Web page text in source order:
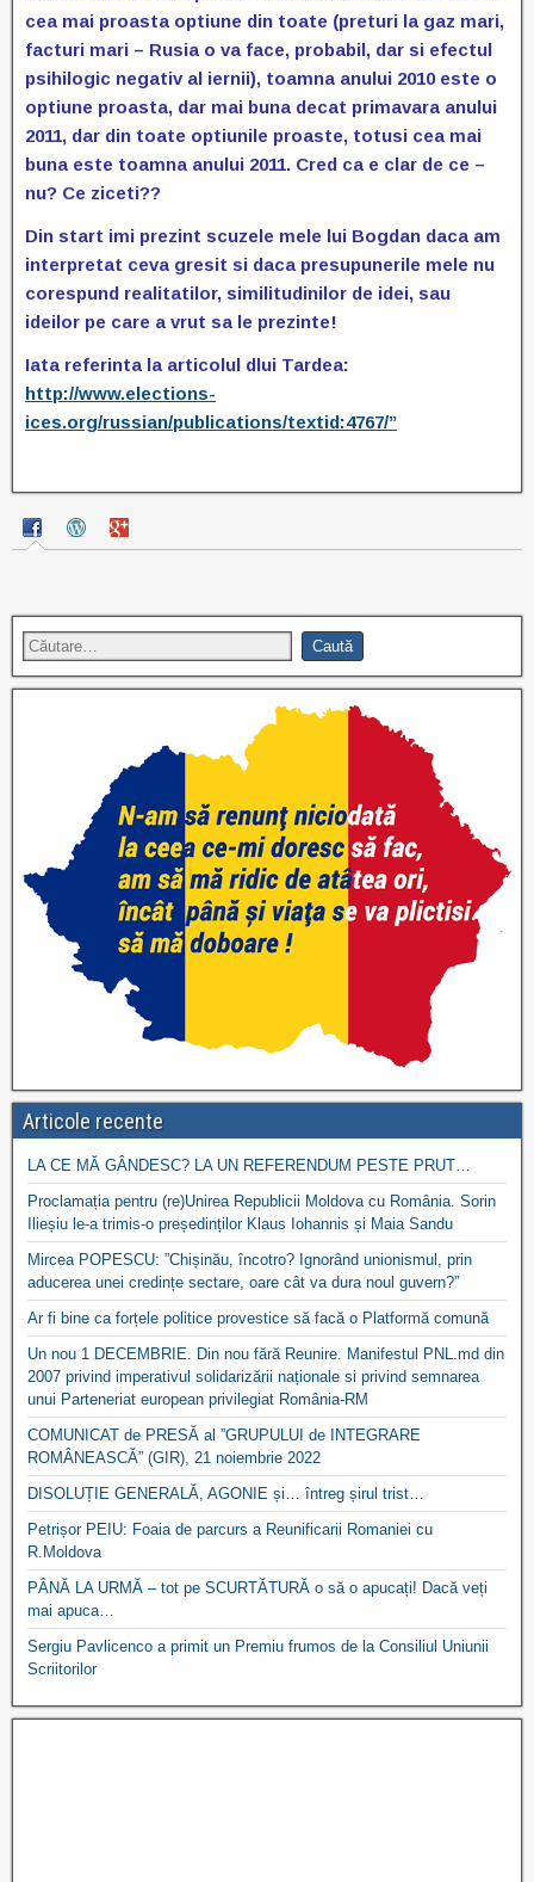
cea mai proasta optiune din toate (preturi la gaz mari,
facturi mari – Rusia o va face, probabil, dar si efectul
psihilogic negativ al iernii), toamna anului 2010 este o
optiune proasta, dar mai buna decat primavara anului
2011, dar din toate optiunile proaste, totusi cea mai
buna este toamna anului 2011. Cred ca e clar de ce –
nu? Ce ziceti??
Din start imi prezint scuzele mele lui Bogdan daca am
interpretat ceva gresit si daca presupunerile mele nu
corespund realitatilor, similitudinilor de idei, sau
ideilor pe care a vrut sa le prezinte!
Iata referinta la articolul dlui Tardea:
http://www.elections-
ices.org/russian/publications/textid:4767/”
Articole recente
LA CE MĂ GÂNDESC? LA UN REFERENDUM PESTE PRUT…
Proclamația pentru (re)Unirea Republicii Moldova cu România. Sorin
Ilieșiu le-a trimis-o președinților Klaus Iohannis și Maia Sandu
Mircea POPESCU: ”Chișinău, încotro? Ignorând unionismul, prin
aducerea unei credințe sectare, oare cât va dura noul guvern?”
Ar fi bine ca forțele politice provestice să facă o Platformă comună
Un nou 1 DECEMBRIE. Din nou fără Reunire. Manifestul PNL.md din
2007 privind imperativul solidarizării naționale si privind semnarea
unui Parteneriat european privilegiat România-RM
COMUNICAT de PRESĂ al ”GRUPULUI de INTEGRARE
ROMÂNEASCĂ” (GIR), 21 noiembrie 2022
DISOLUȚIE GENERALĂ, AGONIE și… întreg șirul trist…
Petrișor PEIU: Foaia de parcurs a Reunificarii Romaniei cu
R.Moldova
PÂNĂ LA URMĂ – tot pe SCURTĂTURĂ o să o apucați! Dacă veți
mai apuca…
Sergiu Pavlicenco a primit un Premiu frumos de la Consiliul Uniunii
Scriitorilor